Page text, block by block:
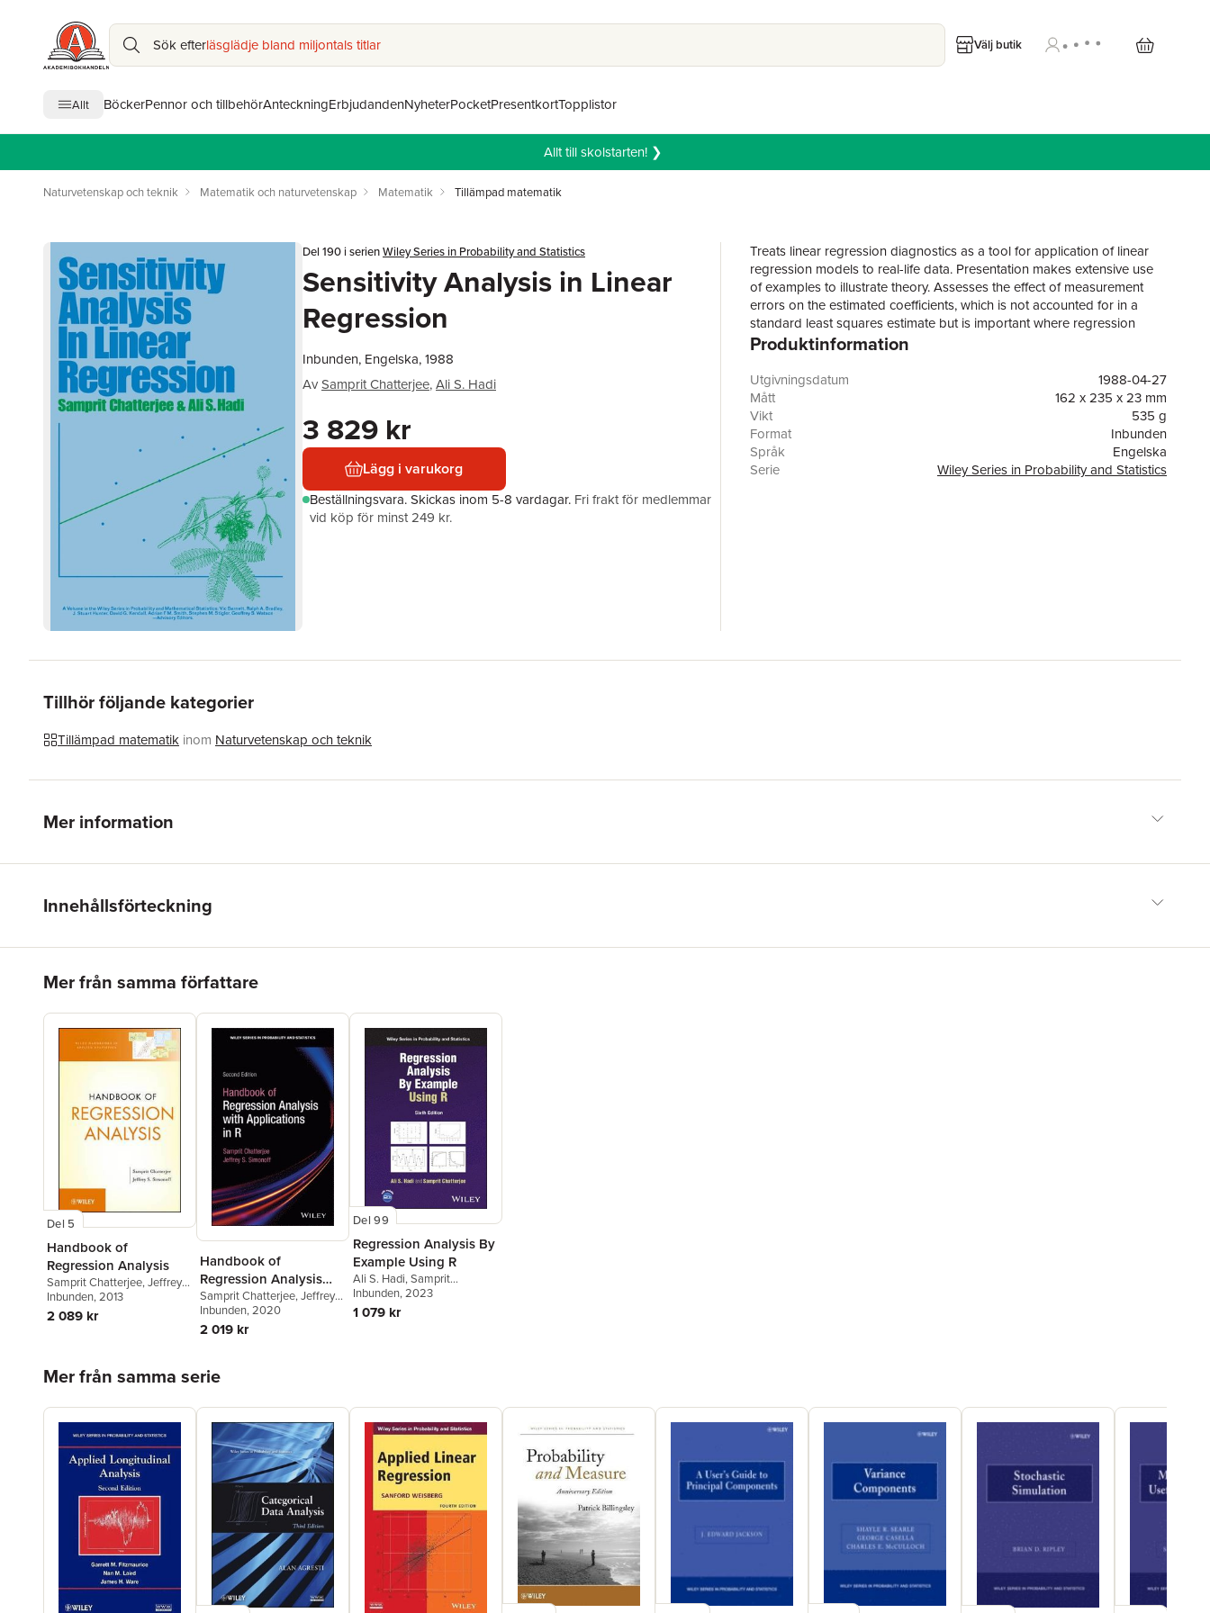
Sök efterläsglädje bland miljontals titlar Välj butik
Allt BöckerPennor och tillbehörAnteckningErbjudandenNyheterPocketPresentkortTopplistor
Allt till skolstarten! ❯
Naturvetenskap och teknik Matematik och naturvetenskap Matematik Tillämpad matematik
Del 190 i serienWiley Series in Probability and Statistics
Sensitivity Analysis in Linear
Regression
Inbunden, Engelska, 1988
AvSamprit Chatterjee,Ali S. Hadi
3 829 kr
Lägg i varukorg
Beställningsvara.Skickas inom 5-8 vardagar. Fri frakt för medlemmar
vid köp för minst 249 kr.
Treats linear regression diagnostics as a tool for application of linear
regression models to real-life data. Presentation makes extensive use
of examples to illustrate theory. Assesses the effect of measurement
errors on the estimated coefficients, which is not accounted for in a
standard least squares estimate but is important where regression
coefficients are used to apportion effects due to different variables.
regression fit.
Produktinformation
Utgivningsdatum
1988-04-27
Mått
162 x 235 x 23 mm
Vikt
535 g
Format
Inbunden
Språk
Engelska
Serie
Wiley Series in Probability and Statistics
Tillhör följande kategorier
Tillämpad matematik inom Naturvetenskap och teknik
Mer information
Innehållsförteckning
Mer från samma författare
Del 5
Handbook of
Regression Analysis
Samprit Chatterjee,Jeffrey
S. Simonoff
Inbunden, 2013
2 089 kr
Handbook of
Regression Analysis
With Applications in R
Samprit Chatterjee,Jeffrey
S. Simonoff
Inbunden, 2020
2 019 kr
Del 99
Regression Analysis By
Example Using R
Ali S. Hadi,Samprit
Chatterjee
Inbunden, 2023
1 079 kr
Mer från samma serie